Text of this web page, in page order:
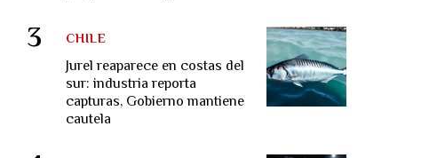
Jurel reaparece en costas del
sur: industria reporta
capturas, Gobierno mantiene
cautela
CHILE